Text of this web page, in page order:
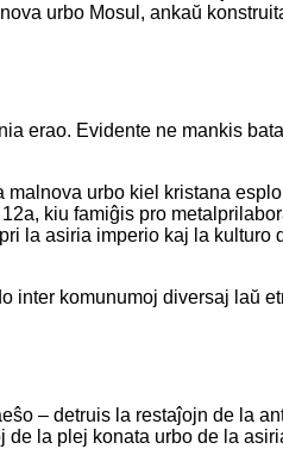
urbo Mosul, ankaŭ
erao. Evidente ne mankis
malnova urbo kiel kristana
kiu famiĝis pro
la asiria imperio kaj la kulturo
inter komunumoj diversaj laŭ
– detruis la restaĵojn de la
la plej konata urbo de la